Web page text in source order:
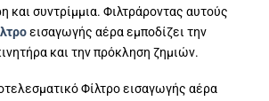
και συντρίμμια. Φιλτράροντας αυτούς
εισαγωγής αέρα εμποδίζει την
και την πρόκληση ζημιών.
Φίλτρο εισαγωγής αέρα